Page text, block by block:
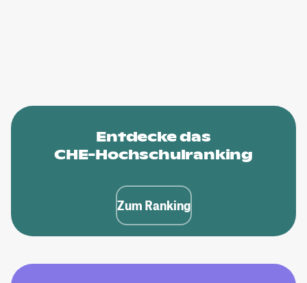
Entdecke das
CHE-Hochschulranking
Zum Ranking